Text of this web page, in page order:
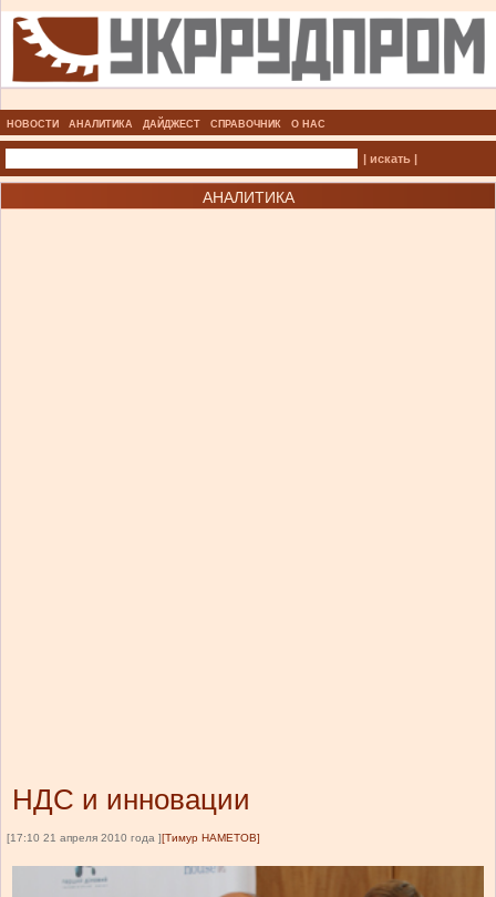
НОВОСТИ АНАЛИТИКА ДАЙДЖЕСТ СПРАВОЧНИК О НАС
| искать |
АНАЛИТИКА
НДС и инновации
[17:10 21 апреля 2010 года ] [Тимур НАМЕТОВ]